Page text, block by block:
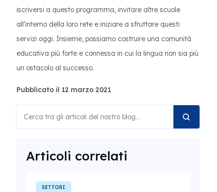
iscriversi a questo programma, invitare altre scuole
all'interno della loro rete e iniziare a sfruttare questi
servizi oggi. Insieme, possiamo costruire una comunità
educativa più forte e connessa in cui la lingua non sia più
un ostacolo al successo.
Pubblicato il 12 marzo 2021
Articoli correlati
SETTORI